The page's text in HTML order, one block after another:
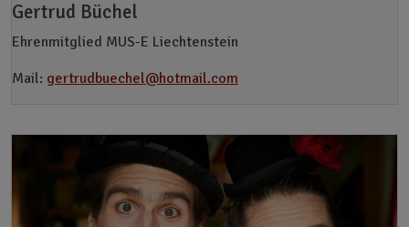
Gertrud Büchel
Ehrenmitglied MUS-E Liechtenstein
Mail: gertrudbuechel@hotmail.com